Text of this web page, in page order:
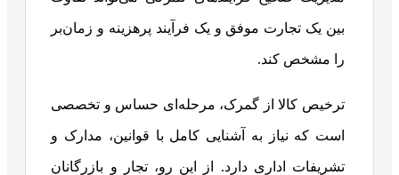
بین یک تجارت موفق و یک فرآیند پرهزینه و زمان‌بر
را مشخص کند.
ترخیص کالا از گمرک، مرحله‌ای حساس و تخصصی
است که نیاز به آشنایی کامل با قوانین، مدارک و
تشریفات اداری دارد. از این رو، تجار و بازرگانان